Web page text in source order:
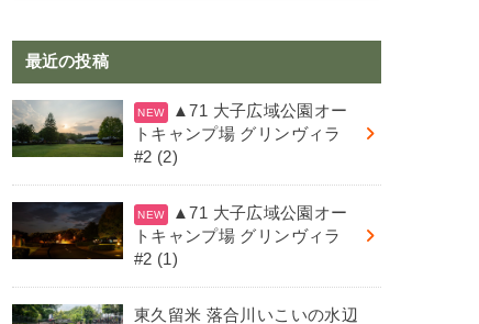
最近の投稿
▲71 大子広域公園オー
トキャンプ場 グリンヴィラ
#2 (2)
▲71 大子広域公園オー
トキャンプ場 グリンヴィラ
#2 (1)
東久留米 落合川いこいの水辺